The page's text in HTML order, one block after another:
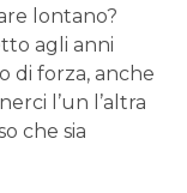
lontano?
agli anni
di forza, anche
l’un l’altra
che sia